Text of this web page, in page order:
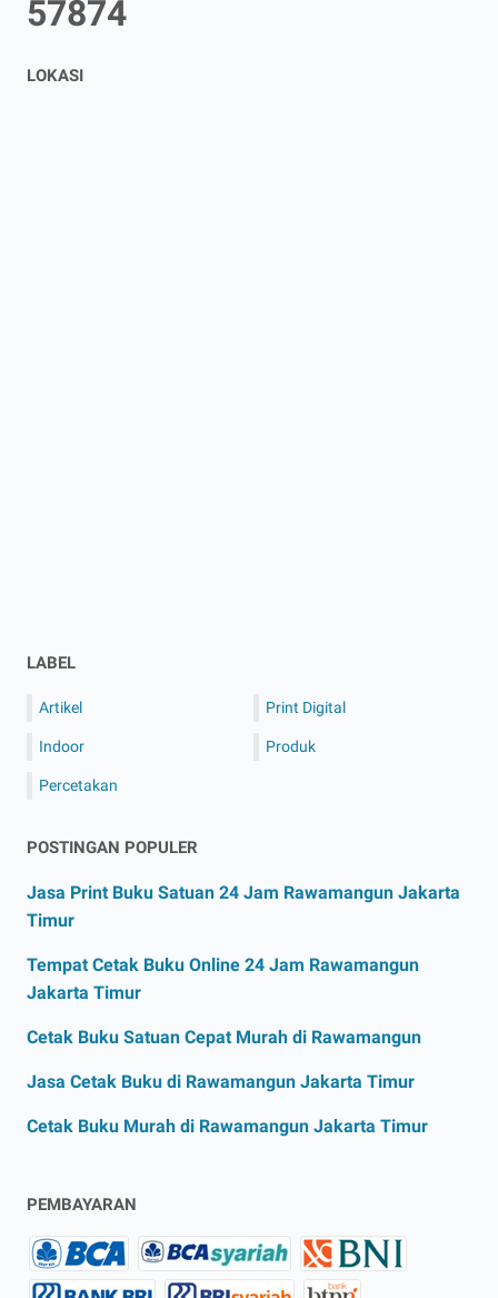
57874
LOKASI
LABEL
Artikel
Indoor
Percetakan
Print Digital
Produk
POSTINGAN POPULER
Jasa Print Buku Satuan 24 Jam Rawamangun Jakarta
Timur
Tempat Cetak Buku Online 24 Jam Rawamangun
Jakarta Timur
Cetak Buku Satuan Cepat Murah di Rawamangun
Jasa Cetak Buku di Rawamangun Jakarta Timur
Cetak Buku Murah di Rawamangun Jakarta Timur
PEMBAYARAN